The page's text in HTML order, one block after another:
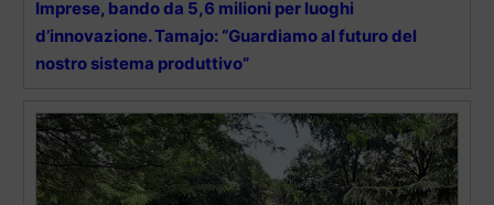
Imprese, bando da 5,6 milioni per luoghi
d’innovazione. Tamajo: “Guardiamo al futuro del
nostro sistema produttivo”